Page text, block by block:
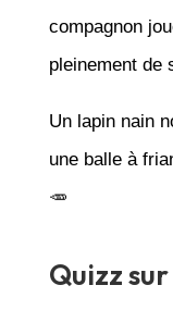
compagnon
pleinement de
Un lapin nain
une balle à
🥕
Quizz